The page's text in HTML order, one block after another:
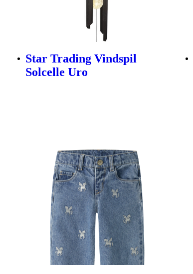
Star Trading Vindspil
Solcelle Uro